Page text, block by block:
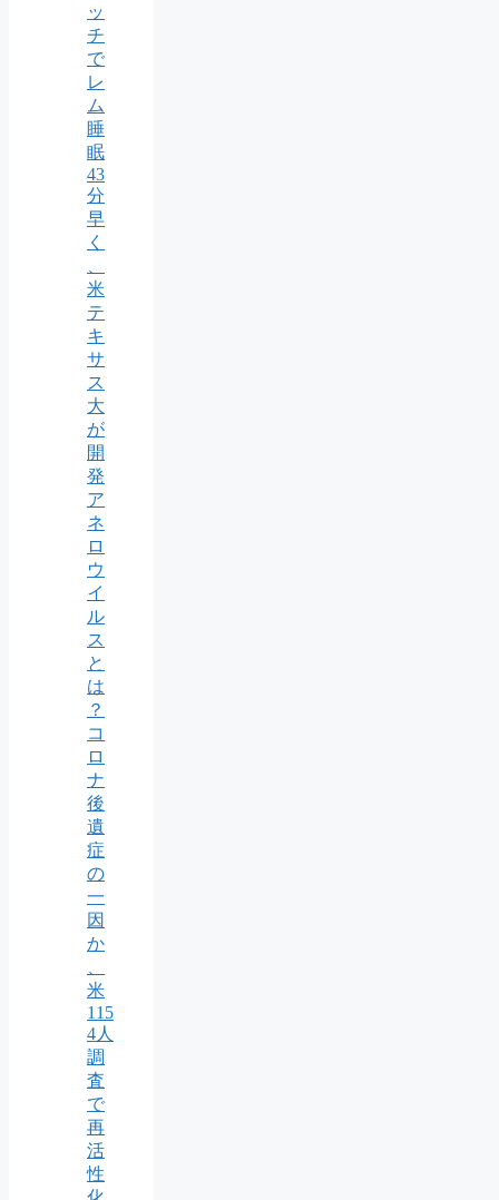
ッ
チ
で
レ
ム
睡
眠
43
分
早
く
、
米
テ
キ
サ
ス
大
が
開
発
ア
ネ
ロ
ウ
イ
ル
ス
と
は
？
コ
ロ
ナ
後
遺
症
の
一
因
か
、
米
115
4人
調
査
で
再
活
性